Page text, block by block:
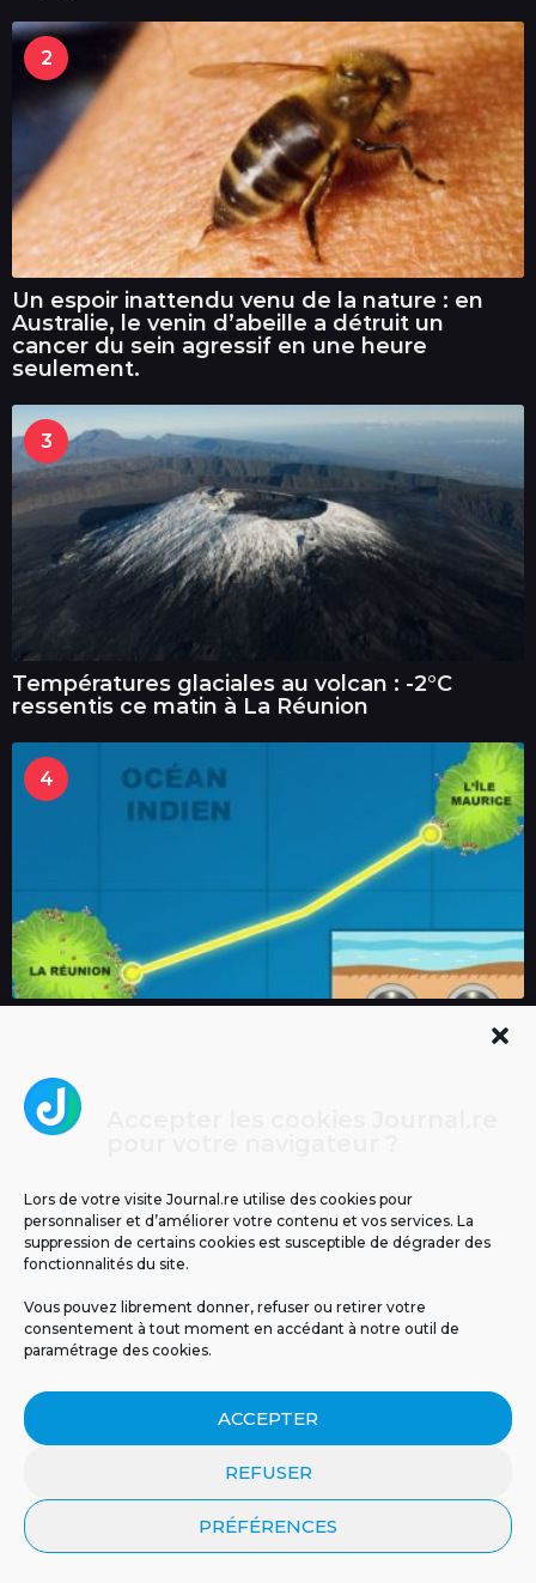
Lors de votre visite Journal.re utilise des cookies pour
personnaliser et d’améliorer votre contenu et vos services. La
suppression de certains cookies est susceptible de dégrader des
fonctionnalités du site.
Vous pouvez librement donner, refuser ou retirer votre
consentement à tout moment en accédant à notre outil de
paramétrage des cookies.
ACCEPTER
REFUSER
PRÉFÉRENCES
2
Un espoir inattendu venu de la nature : en
Australie, le venin d’abeille a détruit un
cancer du sein agressif en une heure
seulement.
3
Températures glaciales au volcan : -2°C
ressentis ce matin à La Réunion
4
Un tunnel pour relier La Réunion à Maurice ?
Il y a 63 ans, le cyclone Jenny frappait La
Réunion : retour sur un drame